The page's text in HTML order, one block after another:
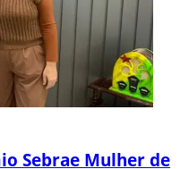
Sebrae Mulher de